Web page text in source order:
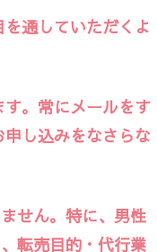
通していただくよ
。常にメールをす
し込みをなさらな
せん。特に、男性
転売目的・代行業